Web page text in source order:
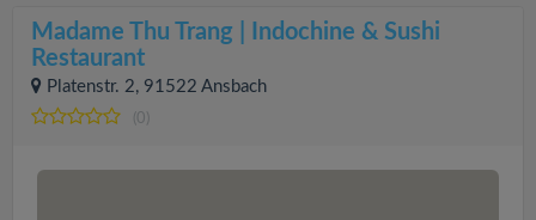
Madame Thu Trang | Indochine & Sushi
Restaurant
Platenstr. 2, 91522 Ansbach
(0)